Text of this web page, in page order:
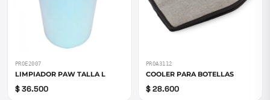
PROE2007
LIMPIADOR PAW TALLA L
$ 36.500
PROA3112
COOLER PARA BOTELLAS
$ 28.600